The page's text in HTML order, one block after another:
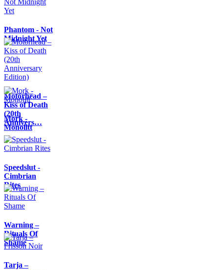
Phantom - Not
Midnight Yet
Motörhead –
Kiss of Death
(20th
Annivers…
Mork -
Monolitt
Speedslut -
Cimbrian
Rites
Warning –
Rituals Of
Shame
Tarja –